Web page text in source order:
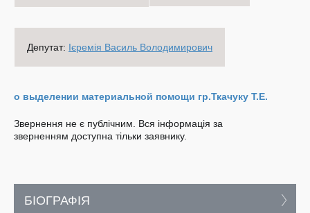
Депутат: Ієремія Василь Володимирович
о выделении материальной помощи гр.Ткачуку Т.Е.
Звернення не є публічним. Вся інформація за
зверненням доступна тільки заявнику.
БІОГРАФІЯ